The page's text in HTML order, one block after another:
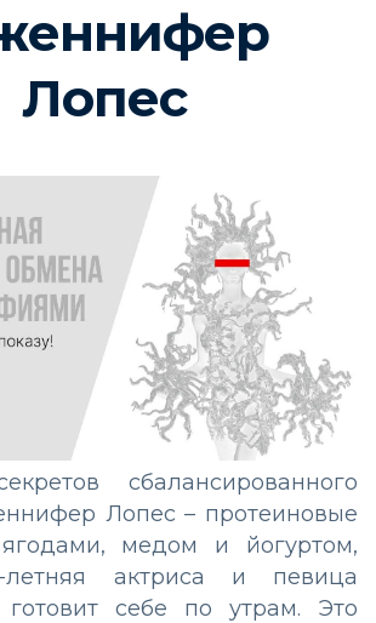
Лопес
сбалансированного
Лопес – протеиновые
медом и йогуртом,
летняя актриса и певица
готовит себе по утрам. Это